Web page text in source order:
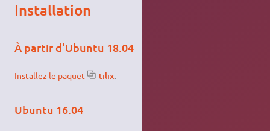
Installation
À partir d'Ubuntu 18.04
Installez le paquet tilix.
Ubuntu 16.04